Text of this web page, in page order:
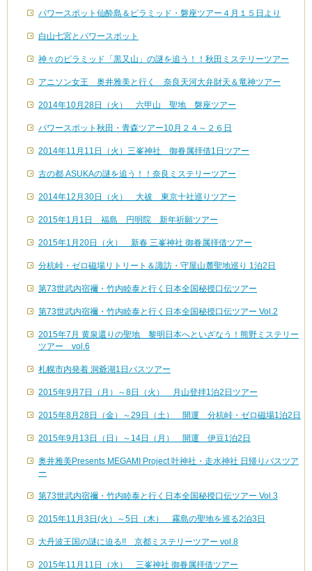
パワースポット仙酔島＆ピラミッド・磐座ツアー４月１５日より
白山七宮とパワースポット
神々のピラミッド「黒又山」の謎を追う！！秋田ミステリーツアー
アニソン女王 奥井雅美と行く 奈良天河大弁財天＆竜神ツアー
2014年10月28日（火） 六甲山 聖地 磐座ツアー
パワースポット秋田・青森ツアー10月２４～２６日
2014年11月11日（火）三峯神社 御眷属拝借1日ツアー
古の都 ASUKAの謎を追う！！奈良ミステリーツアー
2014年12月30日（火） 大祓 東京十社巡りツアー
2015年1月1日 福島 円明院 新年祈願ツアー
2015年1月20日（火） 新春 三峯神社 御眷属拝借ツアー
分杭峠・ゼロ磁場リトリート＆諏訪・守屋山麓聖地巡り 1泊2日
第73世武内宿禰・竹内睦泰と行く日本全国秘授口伝ツアー
第73世武内宿禰・竹内睦泰と行く日本全国秘授口伝ツアー Vol.2
2015年7月 黄泉還りの聖地 黎明日本へといざなう！熊野ミステリー
ツアー vol.6
札幌市内発着 洞爺湖1日バスツアー
2015年9月7日（月）～8日（火） 月山登拝1泊2日ツアー
2015年8月28日（金）～29日（土） 開運 分杭峠・ゼロ磁場1泊2日
2015年9月13日（日）～14日（月） 開運 伊豆1泊2日
奥井雅美Presents MEGAMI Project 叶神社・走水神社 日帰りバスツア
ー
第73世武内宿禰・竹内睦泰と行く日本全国秘授口伝ツアー Vol.3
2015年11月3日(火）～5日（木） 霧島の聖地を巡る2泊3日
大丹波王国の謎に迫る!! 京都ミステリーツアー vol.8
2015年11月11日（水） 三峯神社 御眷属拝借ツアー